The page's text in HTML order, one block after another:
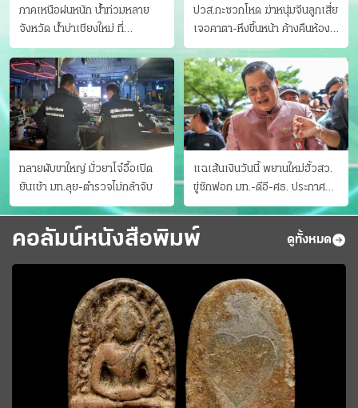
ภาคเหนือฝนหนัก น้ำท่วมหลาย
จังหวัด นํ้าบ่าเชียงใหม่ ที่
แม่ฮ่องสอน ซัดสะพานขาด
ปวส.กะซวกโหด ฆ่าหนุ่มจีนลูกเสี่ย
เจอคาตา-หึงขึ้นหน้า ค้างคืนห้อง
แฟนสาว
ทลายผับขาใหญ่ มั่วยาโจ๋อื้อเปิด
ยันเช้า มท.ลุย-ตำรวจไม่กล้าจับ
แฉเส้นเงินวันนี้ พยานใหม่ฮั้วสว.
ขู่ซักฟอก มท.-ดีอี-ศธ. ประกาศ
บัญชีท้องถิ่น
คอลัมน์หนังสือพิมพ์ ดูทั้งหมด